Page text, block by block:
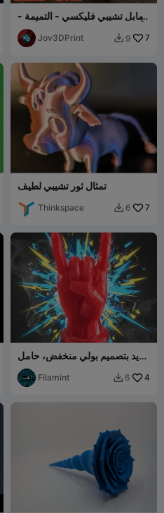
مابل تشيبي فليكسي - التميمة -
Jov3DPrint  9 7
تمثال ثور تشيبي لطيف
Thinkspace  6 7
يد بتصميم بولي منخفض، حامل
خواتم، ثقل ورق ديكور
Filamint  6 4